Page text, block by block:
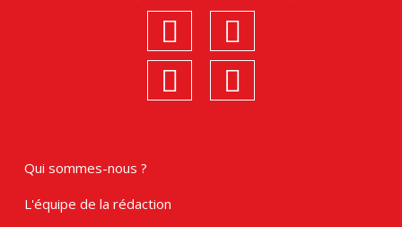
facebook
linkedin
Qui sommes-nous ?
L'équipe de la rédaction